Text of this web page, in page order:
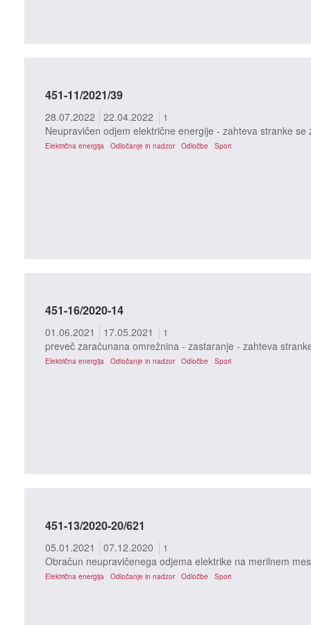
451-11/2021/39
28.07.2022 22.04.2022 1
Neupravičen odjem električne energije - zahteva stranke
Električna energija Odločanje in nadzor Odločbe Spori
451-16/2020-14
01.06.2021 17.05.2021 1
preveč zaračunana omrežnina - zastaranje - zahteva
Električna energija Odločanje in nadzor Odločbe Spori
451-13/2020-20/621
05.01.2021 07.12.2020 1
Obračun neupravičenega odjema elektrike na merilnem
Električna energija Odločanje in nadzor Odločbe Spori